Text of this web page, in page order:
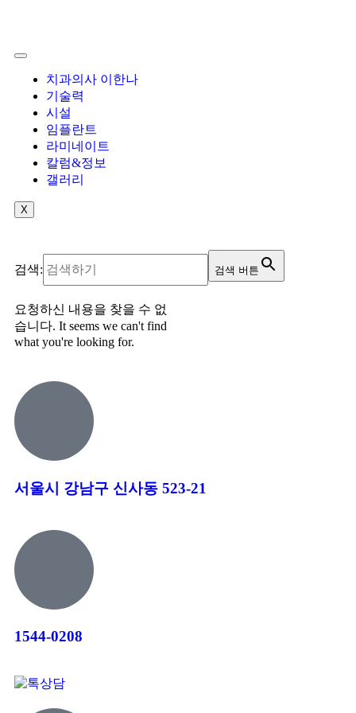
치과의사 이한나
기술력
시설
임플란트
라미네이트
칼럼&정보
갤러리
X
검색: 검색 버튼
요청하신 내용을 찾을 수 없
습니다. It seems we can't find
what you're looking for.
서울시 강남구 신사동 523-21
1544-0208